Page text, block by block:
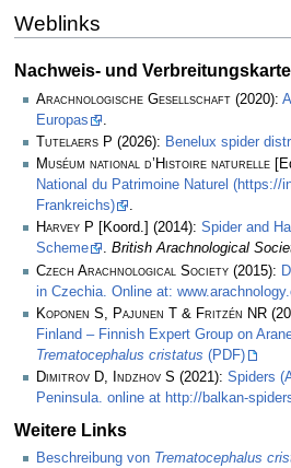
Weblinks
Nachweis- und
Arachnologische Gesellschaft (2020):
Europas
Tutelaers P (2026): Benelux spider
Muséum national d’Histoire naturelle
National du Patrimoine Naturel (https://
Frankreichs)
.
Harvey P [Koord.] (2014): Spider and
Scheme
. British Arachnological
Czech Arachnological Society (2015):
in Czechia. Online at:
Koponen S, Pajunen T & Fritzén NR
Finland – Finnish Expert Group on
Trematocephalus cristatus (PDF)
Dimitrov D, Indzhov S (2021): Spiders
Peninsula. online at http://balkan-
Weitere Links
Beschreibung von Trematocephalus